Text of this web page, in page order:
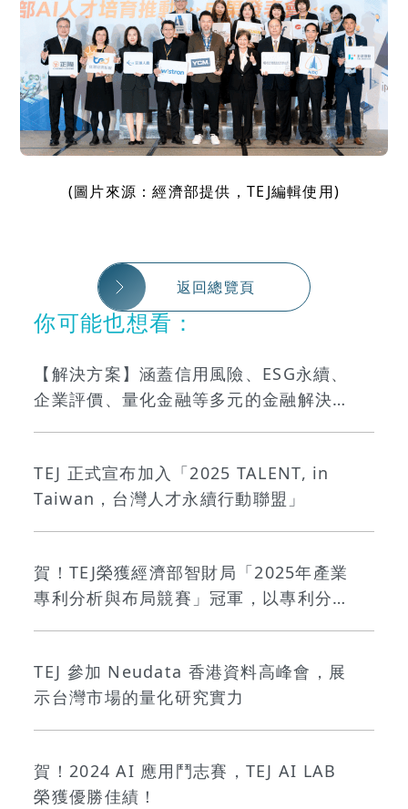
(圖片來源：經濟部提供，TEJ編輯使用)
返回總覽頁
你可能也想看：
【解決方案】涵蓋信用風險、ESG永續、
企業評價、量化金融等多元的金融解決方
TEJ 正式宣布加入「2025 TALENT, in
Taiwan，台灣人才永續行動聯盟」
賀！TEJ榮獲經濟部智財局「2025年產業
專利分析與布局競賽」冠軍，以專利分析
TEJ 參加 Neudata 香港資料高峰會，展
示台灣市場的量化研究實力
賀！2024 AI 應用鬥志賽，TEJ AI LAB
榮獲優勝佳績！